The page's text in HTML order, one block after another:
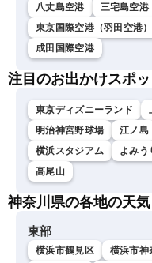
八丈島空港
三宅島空港
東京国際空港（羽田空港）
成田国際空港
注目のお出かけスポッ
東京ディズニーランド
明治神宮野球場
江ノ島
横浜スタジアム
よみう
高尾山
神奈川県の各地の天気
東部
横浜市鶴見区 横浜市神